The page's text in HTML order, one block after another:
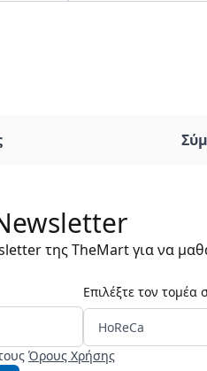
της TheMart για να
Επιλέξτε τον τομέα
Όρους Χρήσης